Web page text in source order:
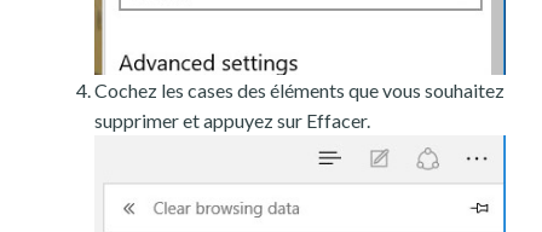
Cochez les cases des éléments que vous souhaitez
supprimer et appuyez sur Effacer.